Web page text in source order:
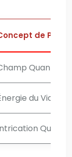
de
Quantique
du Vide